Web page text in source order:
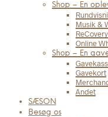
Shop – En
Musik &
Online
Shop – En
Gavekort
Andet
SÆSON
Besøg os